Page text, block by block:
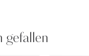
gefallen